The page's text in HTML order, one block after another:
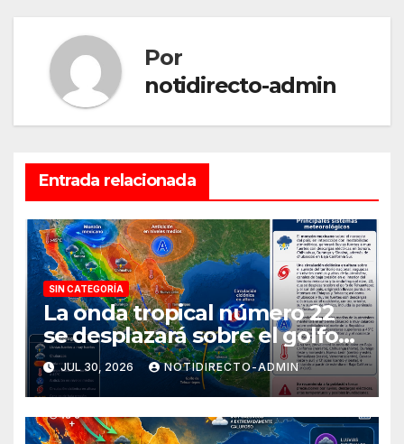
Por
notidirecto-admin
Entrada relacionada
SIN CATEGORÍA
La onda tropical número 22
se desplazará sobre el golfo
de Tehuantepec y el sur del
país
JUL 30, 2026 NOTIDIRECTO-ADMIN